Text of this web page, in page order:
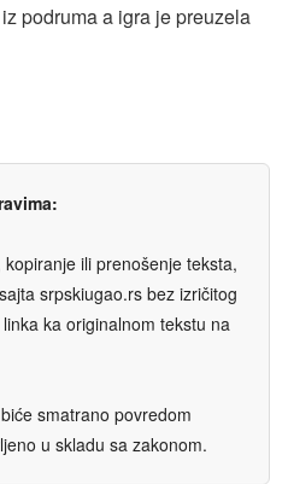
podruma a igra je preuzela
ili prenošenje teksta,
srpskiugao.rs bez izričitog
ka originalnom tekstu na
smatrano povredom
u skladu sa zakonom.